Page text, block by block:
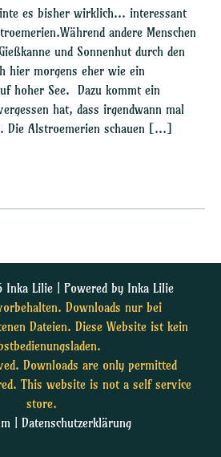
es bisher wirklich… interessant
andere Menschen
und Sonnenhut durch den
hier morgens eher wie ein
hoher See. Dazu kommt ein
hat, dass irgendwann mal
Die Alstroemerien schauen […]
Lilie | Powered by Inka Lilie
Downloads nur bei
Dateien. Diese Website ist kein
Downloads are only permitted
This website is not a self service
store.
| Datenschutzerklärung